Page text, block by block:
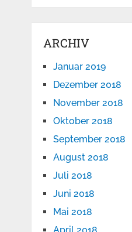
ARCHIV
Januar 2019
Dezember 2018
November 2018
Oktober 2018
September 2018
August 2018
Juli 2018
Juni 2018
Mai 2018